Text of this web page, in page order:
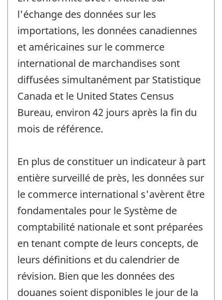
l'échange des données sur les
importations, les données canadiennes
et américaines sur le commerce
international de marchandises sont
diffusées simultanément par Statistique
Canada et le United States Census
Bureau, environ 42 jours après la fin du
mois de référence.
En plus de constituer un indicateur à part
entière surveillé de près, les données sur
le commerce international s'avèrent être
fondamentales pour le Système de
comptabilité nationale et sont préparées
en tenant compte de leurs concepts, de
leurs définitions et du calendrier de
révision. Bien que les données des
douanes soient disponibles le jour de la